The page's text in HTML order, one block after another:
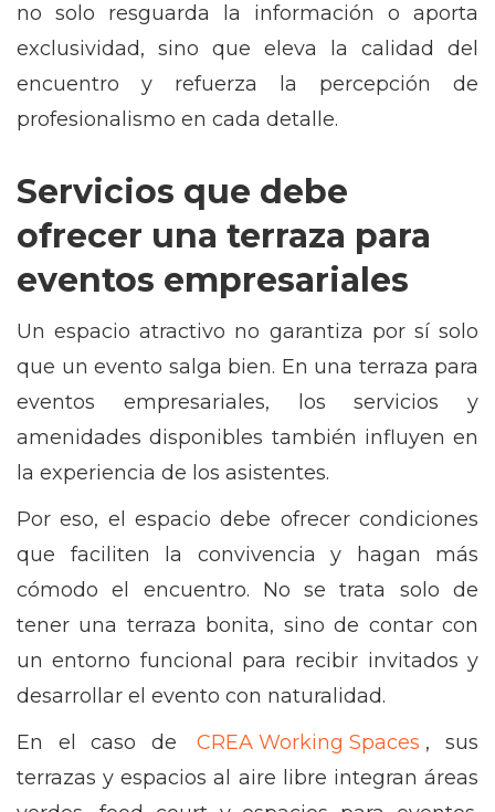
no solo resguarda la información o aporta
exclusividad, sino que eleva la calidad del
encuentro y refuerza la percepción de
profesionalismo en cada detalle.
Servicios que debe
ofrecer una terraza para
eventos empresariales
Un espacio atractivo no garantiza por sí solo
que un evento salga bien. En una terraza para
eventos empresariales, los servicios y
amenidades disponibles también influyen en
la experiencia de los asistentes.
Por eso, el espacio debe ofrecer condiciones
que faciliten la convivencia y hagan más
cómodo el encuentro. No se trata solo de
tener una terraza bonita, sino de contar con
un entorno funcional para recibir invitados y
desarrollar el evento con naturalidad.
En el caso de
CREA Working Spaces , sus
terrazas y espacios al aire libre integran áreas